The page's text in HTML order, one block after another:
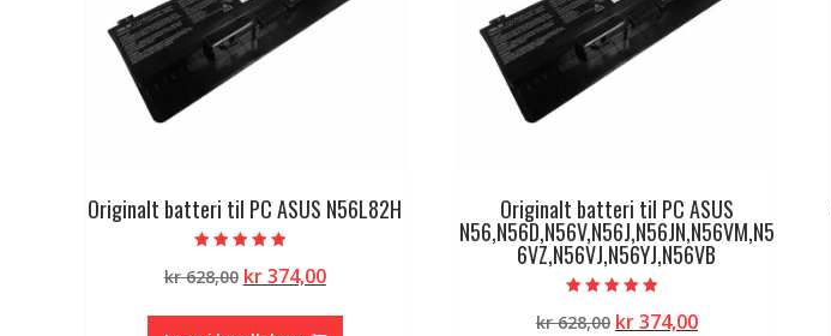
Originalt batteri til PC ASUS N56L82H
4.50
av 5
kr628,00 Opprinnelig
var:
kr374,00Nåværende
Originalt batteri til PC ASUS
N56,N56D,N56V,N56J,N56JN,N56VM,N5
6VZ,N56VJ,N56YJ,N56VB
4.50
kr628,00 Opprinnelig
kr374,00Nåværende